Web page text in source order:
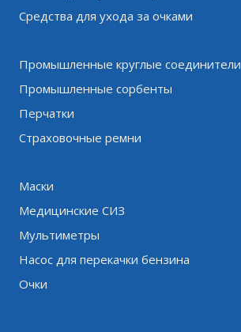
Средства для ухода за очками
Промышленные круглые соединители
Промышленные сорбенты
Перчатки
Страховочные ремни
Маски
Медицинские СИЗ
Мультиметры
Насос для перекачки бензина
Очки